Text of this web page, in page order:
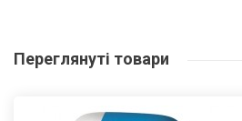
Переглянуті товари